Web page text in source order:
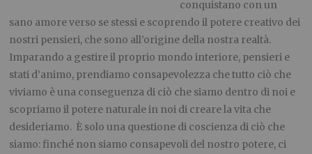
conquistano con un
sano amore verso se stessi e scoprendo il potere creativo dei
nostri pensieri, che sono all’origine della nostra realtà.
Imparando a gestire il proprio mondo interiore, pensieri e
stati d’animo, prendiamo consapevolezza che tutto ciò che
viviamo è una conseguenza di ciò che siamo dentro di noi e
scopriamo il potere naturale in noi di creare la vita che
desideriamo. È solo una questione di coscienza di ciò che
siamo: finché non siamo consapevoli del nostro potere, ci